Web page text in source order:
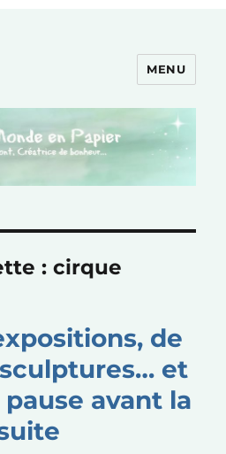
MENU
: cirque
de
et
avant la